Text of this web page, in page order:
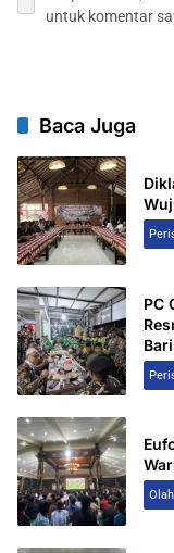
untuk komentar
Baca Juga
PC